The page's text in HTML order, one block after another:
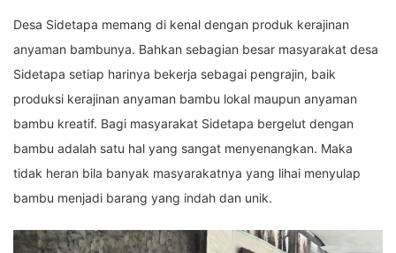
Desa Sidetapa memang di kenal dengan produk kerajinan
anyaman bambunya. Bahkan sebagian besar masyarakat desa
Sidetapa setiap harinya bekerja sebagai pengrajin, baik
produksi kerajinan anyaman bambu lokal maupun anyaman
bambu kreatif. Bagi masyarakat Sidetapa bergelut dengan
bambu adalah satu hal yang sangat menyenangkan. Maka
tidak heran bila banyak masyarakatnya yang lihai menyulap
bambu menjadi barang yang indah dan unik.